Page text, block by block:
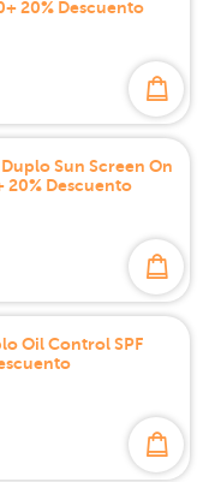
20% Descuento
Sun Screen On
20% Descuento
Oil Control SPF